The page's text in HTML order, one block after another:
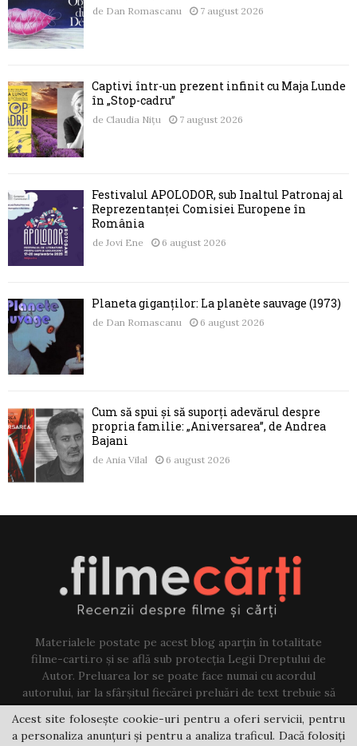
de Dan Romascanu 7 august 2026
Captivi într-un prezent infinit cu Maja Lunde
în „Stop-cadru”
de Claudia Nițu 7 august 2026
Festivalul APOLODOR, sub Înaltul Patronaj al
Reprezentanței Comisiei Europene în
România
de Jovi Ene 6 august 2026
Planeta giganților: La planète sauvage (1973)
de Dan Romascanu 6 august 2026
Cum să spui și să suporți adevărul despre
propria familie: „Aniversarea”, de Andrea
Bajani
de Ania Vilal 6 august 2026
Materialele postate pe acest blog aparțin în totalitate
filme-carti.ro și se află sub protecția Legii Dreptului de
Autor. Preluarea lor se poate face numai cu acordul
autorului, iar la sfârșitul fiecărei preluări de text trebuie să
existe un link către acest blog.
Contact us:jovi@filme-carti.ro
Acest site folosește cookie-uri pentru a oferi servicii, pentru
a personaliza anunțuri și pentru a analiza traficul. Dacă folosiți